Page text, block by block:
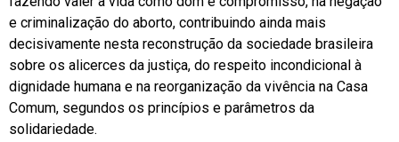
e criminalização do aborto, contribuindo ainda mais
decisivamente nesta reconstrução da sociedade brasileira
sobre os alicerces da justiça, do respeito incondicional à
dignidade humana e na reorganização da vivência na Casa
Comum, segundos os princípios e parâmetros da
solidariedade.